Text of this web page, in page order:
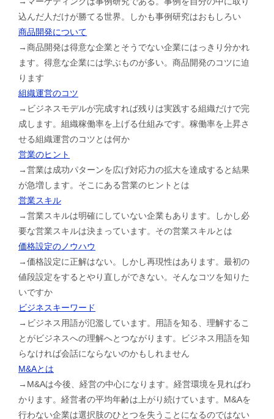
込んだ人だけが勝てる世界。しかも事例研究はおもしろい
商品開発について
→商品開発は得意な企業とそうでない企業にはっきり分かれ
ます。得意な企業には学ぶものが多い。商品開発のコツに迫
ります
組織運営のコツ
→ビジネスモデルが完成すれば残りは実践する組織だけで完
成します。組織稼働率を上げる仕組みです。稼働率を上昇さ
せる組織運営のコツとは何か
営業のヒント
→営業は成功パターンを広げ対応力の拡大を達成すると結果
が急増します。そこにある営業のヒントとは
営業スキル
→営業スキルは明確にしていない企業もあります。しかし必
要な営業スキルは決まっています。その営業スキルとは
価格設定のノウハウ
→価格設定に正解はない。しかし再現性はあります。最初の
値段設定をするとやり直しができない。そんなコツを知りた
いですか
ビジネスキーワード
→ビジネス用語が氾濫しています。用語を知る、理解するこ
とがビジネスへの理解へとつながります。ビジネス用語を知
らなければ会話にならないのかもしれません
M&Aとは
→M&Aは今後、経営の中心になります。経営環境を見ればわ
かります。経営者の平均年齢は上がり続けています。M&Aを
行わない企業は選択肢のひとつを失うことになるのではない